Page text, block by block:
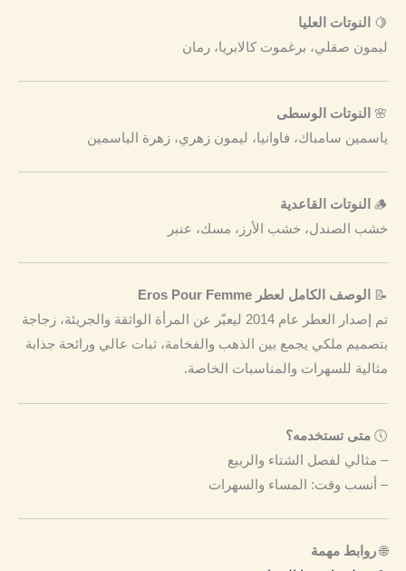
🍋
النوتات العليا
ليمون صقلي، برغموت كالابريا، رمان
🌸
النوتات الوسطى
ياسمين سامباك، فاوانيا، ليمون زهري، زهرة الياسمين
🪵 النوتات القاعدية
خشب الصندل، خشب الأرز، مسك، عنبر
📝
الوصف الكامل لعطر Eros Pour Femme
تم إصدار العطر عام 2014 ليعبّر عن المرأة الواثقة والجريئة، زجاجة
بتصميم ملكي يجمع بين الذهب والفخامة، ثبات عالي ورائحة جذابة
مثالية للسهرات والمناسبات الخاصة.
🕔 متى تستخدمه؟
– مثالي لفصل الشتاء والربيع
– أنسب وقت: المساء والسهرات
🌐روابط مهمة